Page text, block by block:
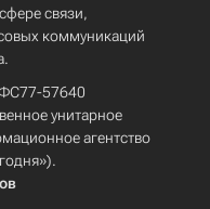
связи,
коммуникаций
57640
унитарное
агентство